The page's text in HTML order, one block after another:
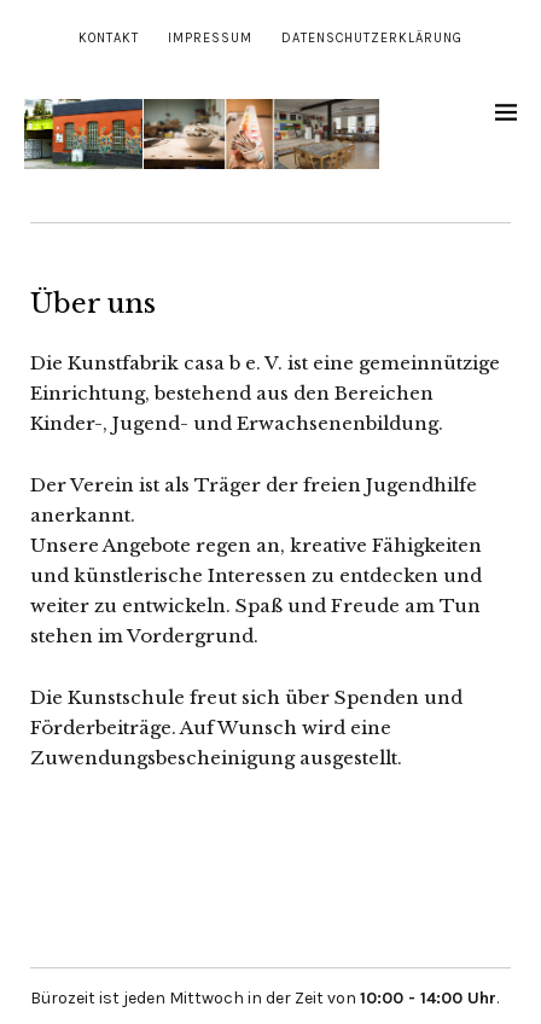
KONTAKT IMPRESSUM DATENSCHUTZERKLÄRUNG
Über uns
Die Kunstfabrik casa b e. V. ist eine gemeinnützige
Einrichtung, bestehend aus den Bereichen
Kinder-, Jugend- und Erwachsenenbildung.
Der Verein ist als Träger der freien Jugendhilfe
anerkannt.
Unsere Angebote regen an, kreative Fähigkeiten
und künstlerische Interessen zu entdecken und
weiter zu entwickeln. Spaß und Freude am Tun
stehen im Vordergrund.
Die Kunstschule freut sich über Spenden und
Förderbeiträge. Auf Wunsch wird eine
Zuwendungsbescheinigung ausgestellt.
Bürozeit ist jeden Mittwoch in der Zeit von 10:00 - 14:00 Uhr.